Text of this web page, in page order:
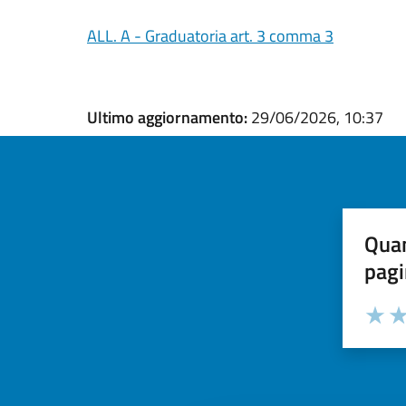
ALL. A - Graduatoria art. 3 comma 3
Ultimo aggiornamento:29/06/2026, 10:37
Valuta